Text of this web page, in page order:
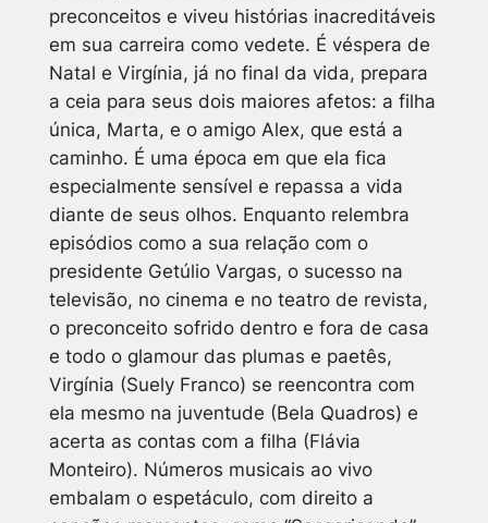
preconceitos e viveu histórias inacreditáveis
em sua carreira como vedete. É véspera de
Natal e Virgínia, já no final da vida, prepara
a ceia para seus dois maiores afetos: a filha
única, Marta, e o amigo Alex, que está a
caminho. É uma época em que ela fica
especialmente sensível e repassa a vida
diante de seus olhos. Enquanto relembra
episódios como a sua relação com o
presidente Getúlio Vargas, o sucesso na
televisão, no cinema e no teatro de revista,
o preconceito sofrido dentro e fora de casa
e todo o glamour das plumas e paetês,
Virgínia (Suely Franco) se reencontra com
ela mesmo na juventude (Bela Quadros) e
acerta as contas com a filha (Flávia
Monteiro). Números musicais ao vivo
embalam o espetáculo, com direito a